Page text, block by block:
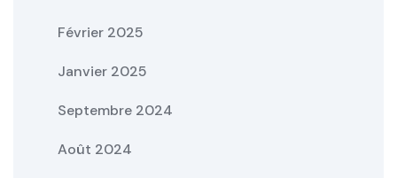
Février 2025
Janvier 2025
Septembre 2024
Août 2024